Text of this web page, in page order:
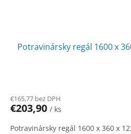
Potravinársky regál 1600 x
€165,77 bez DPH
€203,90 / ks
Potravinársky regál 1600 x 360 x